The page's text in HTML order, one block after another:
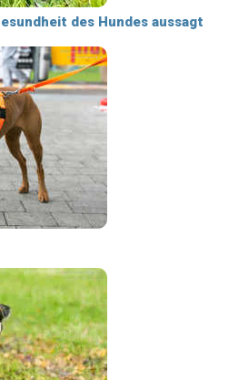
des Hundes aussagt